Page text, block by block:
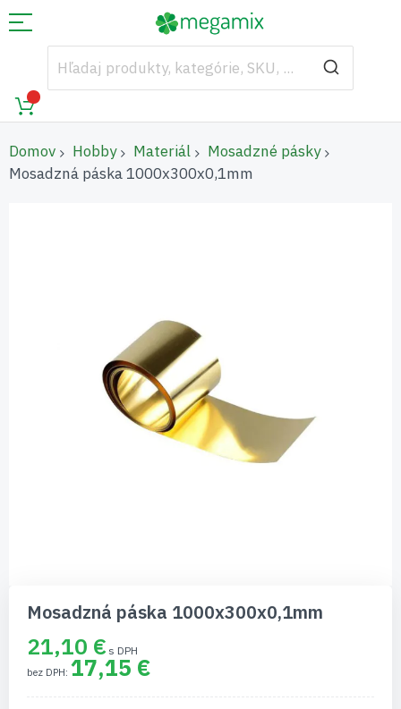
Domov Hobby Materiál
Mosadzné pásky
Mosadzná páska 1000x300x0,1mm
začiatok
galérie
obrázkov
Mosadzná páska 1000x300x0,1mm
21,10 €
17,15 €